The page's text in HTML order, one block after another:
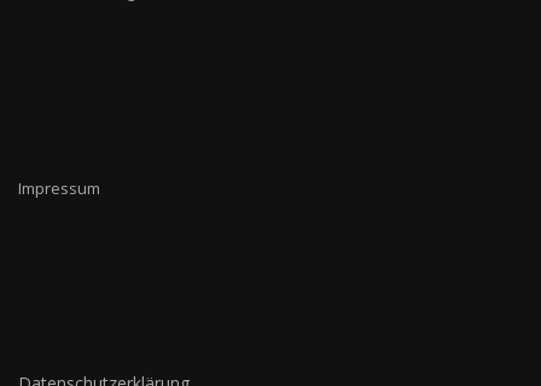
Impressum